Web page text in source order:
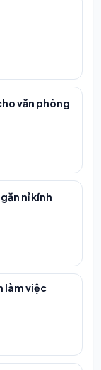
văn phòng
nỉ kính
làm việc